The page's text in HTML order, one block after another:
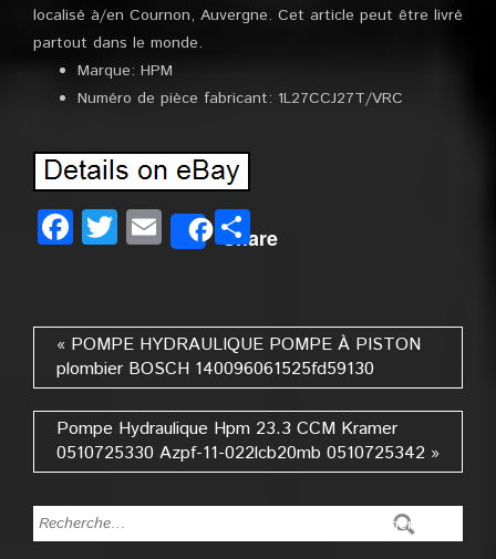
localisé à/en Cournon, Auvergne. Cet article peut être livré
partout dans le monde.
Marque: HPM
Numéro de pièce fabricant: 1L27CCJ27T/VRC
Facebook
Twitter
EmailSharePartager
« POMPE HYDRAULIQUE POMPE À PISTON
plombier BOSCH 140096061525fd59130
Pompe Hydraulique Hpm 23.3 CCM Kramer
0510725330 Azpf-11-022lcb20mb 0510725342 »